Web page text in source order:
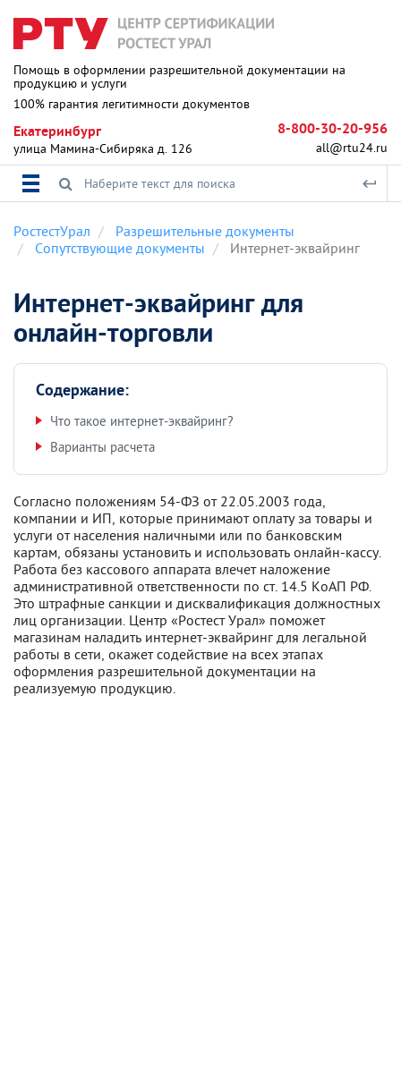
Помощь в оформлении разрешительной документации на
продукцию и услуги
100% гарантия легитимности документов
Екатеринбург
улица Мамина-Сибиряка д. 126
8-800-30-20-956
all@rtu24.ru
РостестУрал
Разрешительные документы
Сопутствующие документы
Интернет-эквайринг
Интернет-эквайринг для
онлайн-торговли
Содержание:
Что такое интернет-эквайринг?
Варианты расчета
Согласно положениям 54-ФЗ от 22.05.2003 года,
компании и ИП, которые принимают оплату за товары и
услуги от населения наличными или по банковским
картам, обязаны установить и использовать онлайн-кассу.
Работа без кассового аппарата влечет наложение
административной ответственности по ст. 14.5 КоАП РФ.
Это штрафные санкции и дисквалификация должностных
лиц организации. Центр «Ростест Урал» поможет
магазинам наладить интернет-эквайринг для легальной
работы в сети, окажет содействие на всех этапах
оформления разрешительной документации на
реализуемую продукцию.